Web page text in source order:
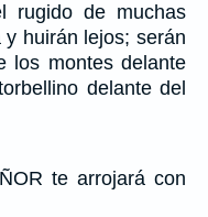
rugido de muchas
huirán lejos; serán
los montes delante
delante del
te arrojará con